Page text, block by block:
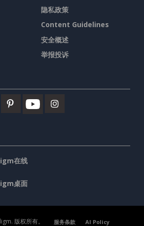
隐私政策
Content Guidelines
安全概述
举报投诉
在线
桌面
版权所有。 服务条款
AI Policy